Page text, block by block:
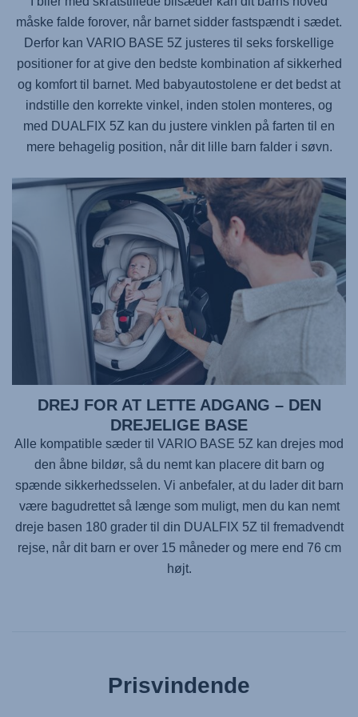
måske falde forover, når barnet sidder fastspændt i sædet.
Derfor kan VARIO BASE 5Z justeres til seks forskellige
positioner for at give den bedste kombination af sikkerhed
og komfort til barnet. Med babyautostolene er det bedst at
indstille den korrekte vinkel, inden stolen monteres, og
med DUALFIX 5Z kan du justere vinklen på farten til en
mere behagelig position, når dit lille barn falder i søvn.
DREJ FOR AT LETTE ADGANG – DEN
DREJELIGE BASE
Alle kompatible sæder til VARIO BASE 5Z kan drejes mod
den åbne bildør, så du nemt kan placere dit barn og
spænde sikkerhedsselen. Vi anbefaler, at du lader dit barn
være bagudrettet så længe som muligt, men du kan nemt
dreje basen 180 grader til din DUALFIX 5Z til fremadvendt
rejse, når dit barn er over 15 måneder og mere end 76 cm
højt.
Prisvindende